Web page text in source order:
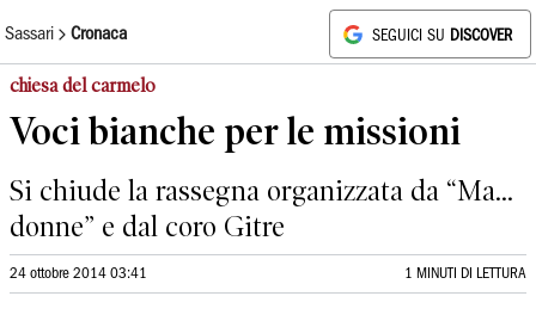
Sassari Cronaca SEGUICI SU DISCOVER
chiesa del carmelo
Voci bianche per le missioni
Si chiude la rassegna organizzata da “Ma...
donne” e dal coro Gitre
24 ottobre 2014 03:41 1 MINUTI DI LETTURA